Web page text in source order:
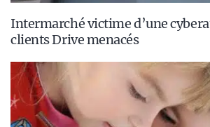
Intermarché victime d’une
clients Drive menacés